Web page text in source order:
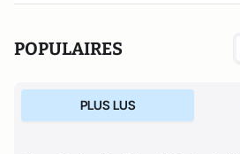
POPULAIRES
PLUS LUS